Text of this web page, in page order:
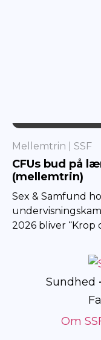
Mellemtrin SSF
CFUs bud på
(mellemtrin)
SSF
Sex & Samfund
2026 bliver “Krop
Sundhed
Om